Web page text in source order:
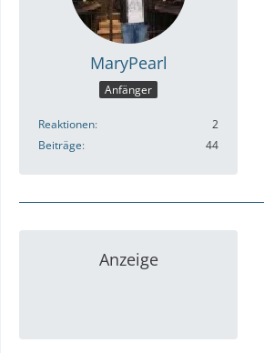
MaryPearl
Anfänger
Reaktionen
2
Beiträge
44
Anzeige